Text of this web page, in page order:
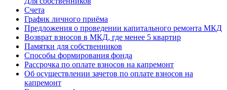
Счета
График личного приёма
Предложения о проведении капитального ремонта МКД
Возврат взносов в МКД, где менее 5 квартир
Памятки для собственников
Способы формирования фонда
Рассрочка по оплате взносов на капремонт
Об осуществлении зачетов по оплате взносов на
капремонт